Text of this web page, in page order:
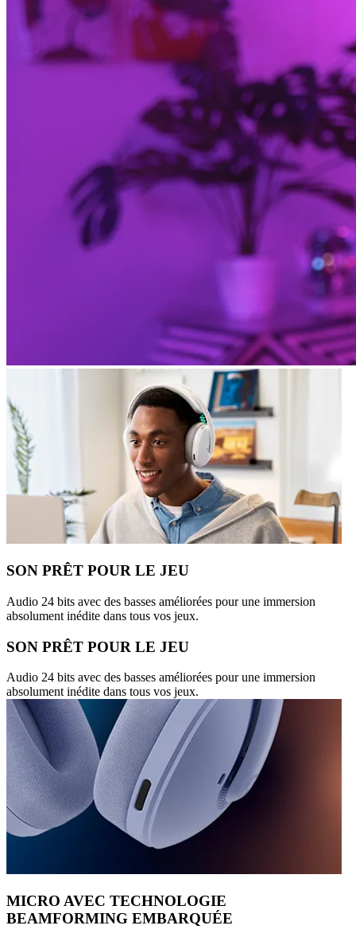
SON PRÊT POUR LE JEU
Audio 24 bits avec des basses améliorées pour une immersion
absolument inédite dans tous vos jeux.
SON PRÊT POUR LE JEU
Audio 24 bits avec des basses améliorées pour une immersion
absolument inédite dans tous vos jeux.
MICRO AVEC TECHNOLOGIE
BEAMFORMING EMBARQUÉE